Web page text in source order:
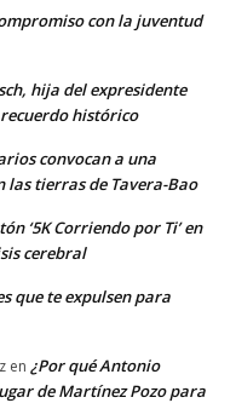
con la juventud
hija del expresidente
histórico
convocan a una
las tierras de Tavera-Bao
‘5K Corriendo por Ti’ en
cerebral
que te expulsen para
en ¿Por qué Antonio
de Martínez Pozo para